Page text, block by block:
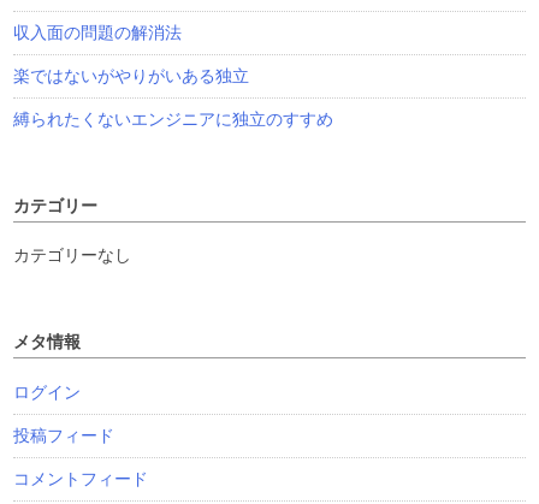
収入面の問題の解消法
楽ではないがやりがいある独立
縛られたくないエンジニアに独立のすすめ
カテゴリー
カテゴリーなし
メタ情報
ログイン
投稿フィード
コメントフィード